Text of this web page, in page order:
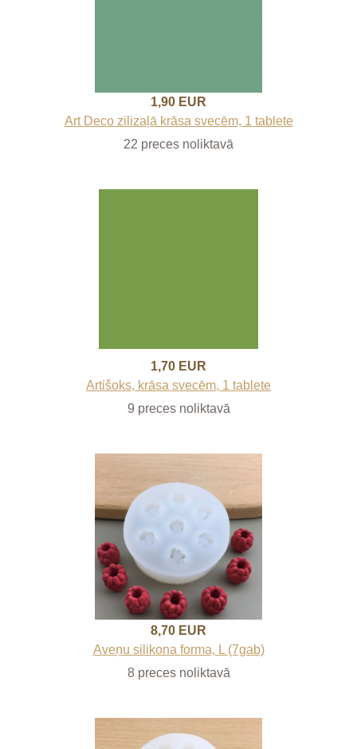
1,90 EUR
Art Deco zilizaļā krāsa svecēm, 1 tablete
22 preces noliktavā
1,70 EUR
Artišoks, krāsa svecēm, 1 tablete
9 preces noliktavā
8,70 EUR
Aveņu silikona forma, L (7gab)
8 preces noliktavā